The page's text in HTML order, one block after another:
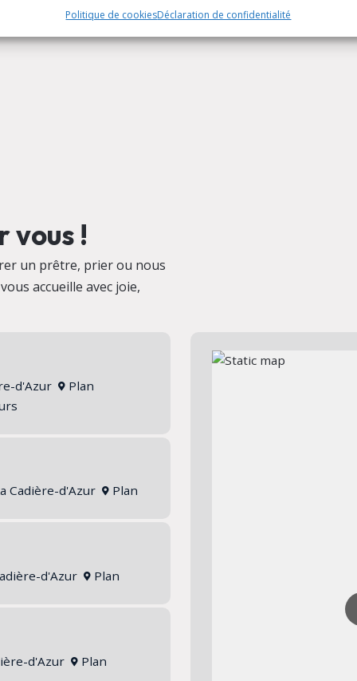
Politique de cookiesDéclaration de confidentialité
vous !
un prêtre, prier ou nous
accueille avec joie,
d'Azur
Plan
Cadière-d'Azur Plan
d'Azur Plan
d'Azur Plan